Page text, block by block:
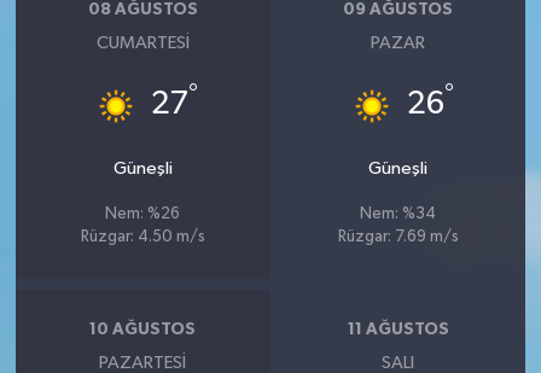
08 AĞUSTOS
CUMARTESI
27°
Güneşli
Nem: %26
Rüzgar: 4.50 m/s
09 AĞUSTOS
PAZAR
26°
Güneşli
Nem: %34
Rüzgar: 7.69 m/s
10 AĞUSTOS
PAZARTESI
11 AĞUSTOS
SALI